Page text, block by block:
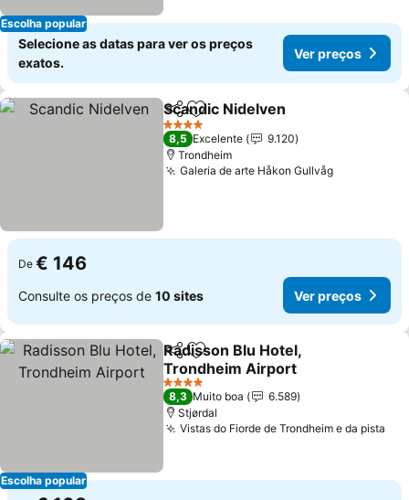
Escolha popular
Selecione as datas para ver os preços
exatos.
Ver preços
PartilharAdicionar aos favoritos
Scandic Nidelven
4 Estrelas
8,5 Excelente
9.120
Trondheim
Galeria de arte Håkon Gullvåg
De € 146
Consulte os preços de 10 sites Ver preços
Escolha popular
PartilharAdicionar aos favoritos
Radisson Blu Hotel,
Trondheim Airport
4 Estrelas
8,3 Muito boa
6.589
Stjørdal
Vistas do Fiorde de Trondheim e da pista